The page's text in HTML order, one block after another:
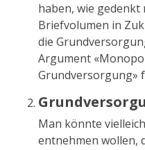
haben, wie gedenkt
Briefvolumen in
die
Argument
Grundversorgung»
Man könnte
entnehmen wollen,